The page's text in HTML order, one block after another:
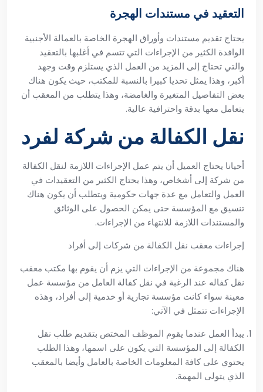
التعقيد في مستندات الهجرة
يحتاج تقديم مستندات وأوراق الهجرة الخاصة بالعمالة الأجنبية
الوافدة الكثير من الإجراءات التي تتسم في أغلبها بالتعقيد
والتي تحتاج إلى المزيد من العمل الذي يستلزم وقت وجهد
أكبر، وهذا يمثل تحديا كبيرا بالنسبة للمكتب، حيث يكون هناك
بعض التفاصيل المتغيرة والغامضة، وهذا يتطلب من المعقب أن
يتعامل معها بدقة واحترافية عالية.
نقل الكفالة من شركة لفرد
أحيانا يحتاج العميل أن يتم عمل الإجراءات اللازمة لنقل الكفالة
من شركة إلى أشخاص، وهذا يحتاج الكثير من التعقيدات في
العمل والتعامل مع عدة جهات حكومية ويتطلب أن يكون هناك
تنسيق مع المؤسسة حتى يمكن الحصول على الوثائق
والمستندات اللازمة للانتهاء من الإجراءات.
إجراءات معقب نقل الكفالة من شركات إلى أفراد
هناك مجموعة من الإجراءات التي يزم أن يقوم بها مكتب معقب
نقل كفاله عند الرغبة في نقل كفالة العامل من مؤسسة عمل
معينة سواء كانت مؤسسة تجارية أو خدمية إلى أفراد، وهذه
الإجراءات تتمثل في الآتي:
يبدأ العمل عندما يقوم الموظف المختص بتقديم طلب نقل
الكفالة إلى المؤسسة التي يكون على اسمها، وهذا الطلب
يحتوي على كافة المعلومات الخاصة بالعامل وأيضا بالمعقب
الذي يتولى المهمة.